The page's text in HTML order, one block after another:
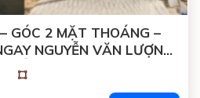
GÓC 2 MẶT THOÁNG –
NGUYỄN VĂN LƯỢNG
VẤP